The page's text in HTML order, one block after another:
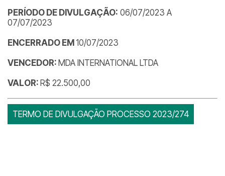
PERÍODO DE DIVULGAÇÃO: 06/07/2023 A
07/07/2023
ENCERRADO EM 10/07/2023
VENCEDOR: MDA INTERNATIONAL LTDA
VALOR: R$ 22.500,00
TERMO DE DIVULGAÇÃO PROCESSO 2023/274